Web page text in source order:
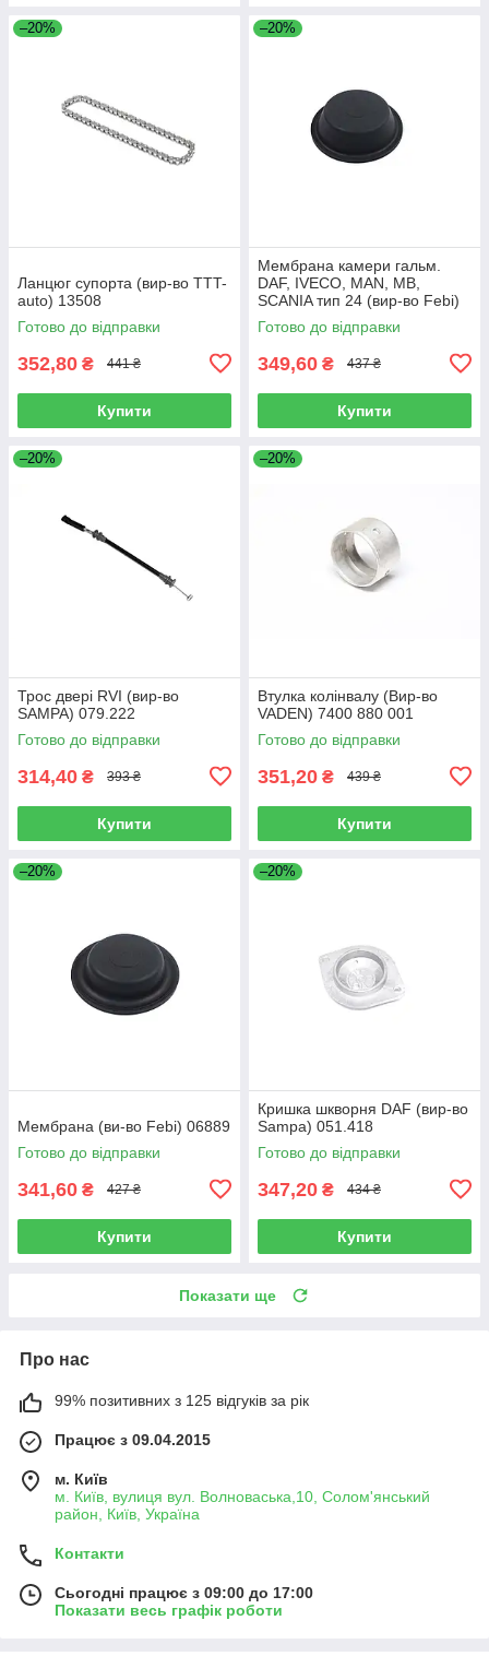
–20%
Ланцюг супорта (вир-во TTT-
auto) 13508
Готово до відправки
352,80 ₴ 441 ₴
Купити
–20%
Мембрана камери гальм.
DAF, IVECO, MAN, MB,
SCANIA тип 24 (вир-во Febi)
07103
Готово до відправки
349,60 ₴ 437 ₴
Купити
–20%
Трос двері RVI (вир-во
SAMPA) 079.222
Готово до відправки
314,40 ₴ 393 ₴
Купити
–20%
Втулка колінвалу (Вир-во
VADEN) 7400 880 001
Готово до відправки
351,20 ₴ 439 ₴
Купити
–20%
Мембрана (ви-во Febi) 06889
Готово до відправки
341,60 ₴ 427 ₴
Купити
–20%
Кришка шкворня DAF (вир-во
Sampa) 051.418
Готово до відправки
347,20 ₴ 434 ₴
Купити
Показати ще
Про нас
99% позитивних з 125 відгуків за рік
Працює з 09.04.2015
м. Київ
м. Київ, вулиця вул. Волноваська,10, Солом'янський
район, Київ, Україна
Контакти
Сьогодні працює з 09:00 до 17:00
Показати весь графік роботи